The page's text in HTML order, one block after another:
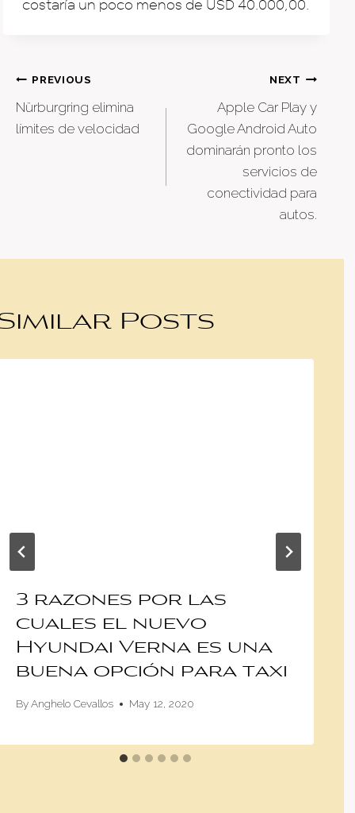
costaría un poco menos de USD 40.000,00.
Post
navigation
PREVIOUS
Nürburgring elimina
límites de velocidad
NEXT
Apple Car Play y
Google Android Auto
dominarán pronto los
servicios de
conectividad para
autos.
Posts
3 razones por las
cuales el nuevo
Hyundai Verna es una
buena opción para taxi
ByAnghelo Cevallos May 12, 2020